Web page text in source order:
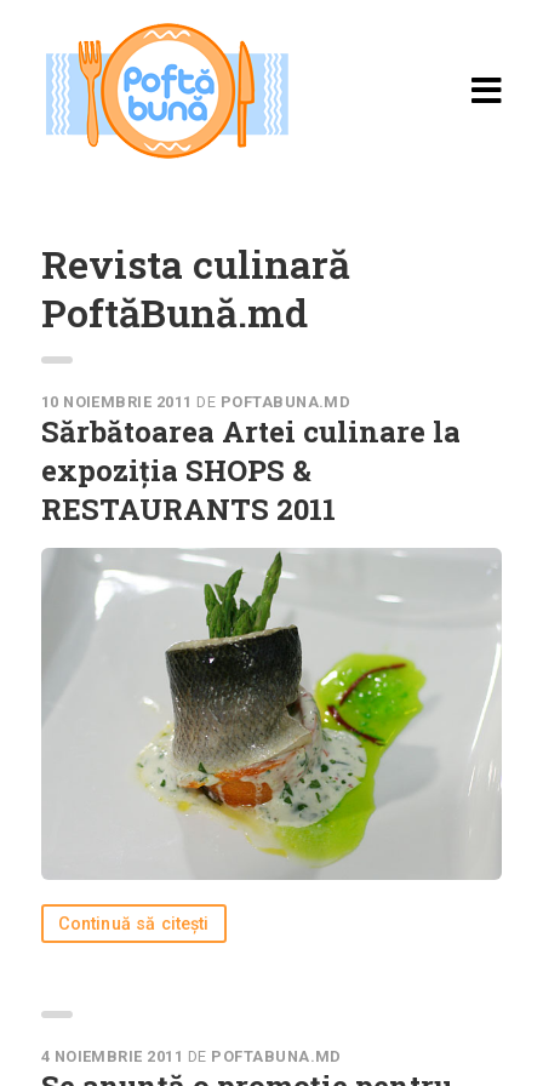
Rețete
Toate rețetele
Categorii
Bucătării
Românească
Nord-Americană
Revistă
Știri culinare
Revista culinară
PoftăBună.md
10 NOIEMBRIE 2011 DE POFTABUNA.MD
Sărbătoarea Artei culinare la
expoziția SHOPS &
RESTAURANTS 2011
Continuă să citești
4 NOIEMBRIE 2011 DE POFTABUNA.MD